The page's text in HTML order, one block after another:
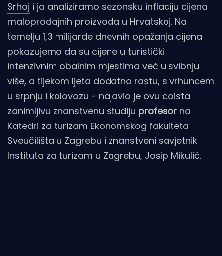
Srhoj i ja analiziramo sezonsku inflaciju cijena
maloprodajnih proizvoda u Hrvatskoj. Na
temelju 1,3 milijarde dnevnih opažanja cijena
pokazujemo da su cijene u turistički
intenzivnim obalnim mjestima već u svibnju
više, a tijekom ljeta dodatno rastu, s vrhuncem
u srpnju i kolovozu - najavio je ovu doista
zanimljivu znanstvenu studiju profesor na
Katedri za turizam Ekonomskog fakulteta
Sveučilišta u Zagrebu i znanstveni savjetnik
Instituta za turizam u Zagrebu, Josip Mikulić.